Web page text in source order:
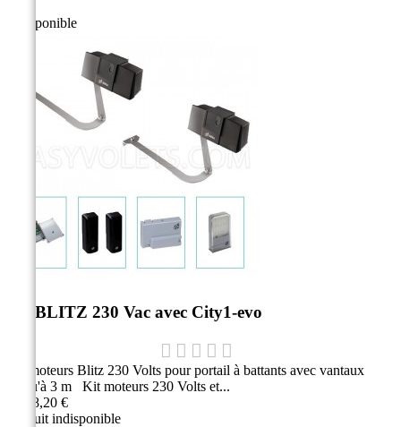
Indisponible
Kit BLITZ 230 Vac avec City1-evo
Kit moteurs Blitz 230 Volts pour portail à battants avec vantaux
jusqu'à 3 m Kit moteurs 230 Volts et...
2 238,20 €
Produit indisponible